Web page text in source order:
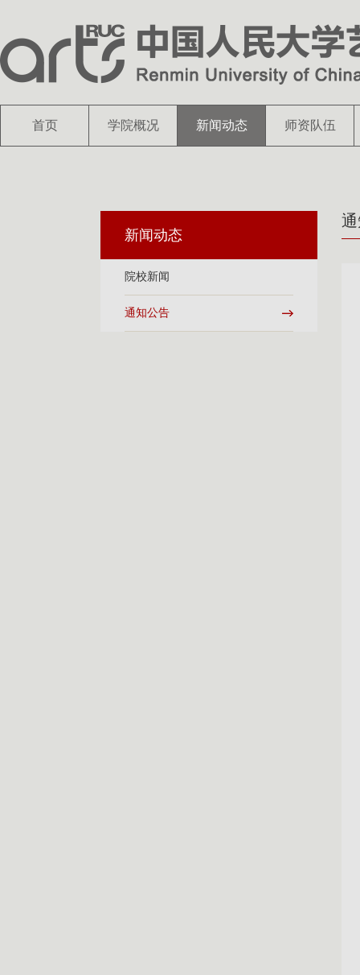
首页 学院概况 新闻动态 师资队伍
新闻动态
院校新闻
通知公告